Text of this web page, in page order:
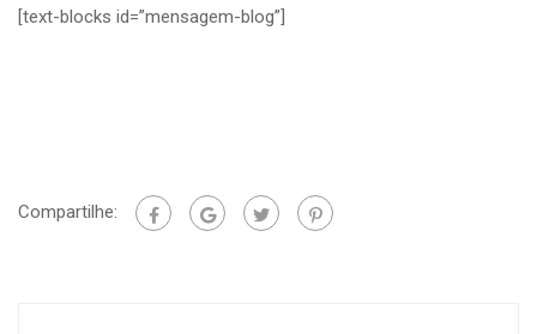
[text-blocks id=”mensagem-blog”]
Compartilhe: